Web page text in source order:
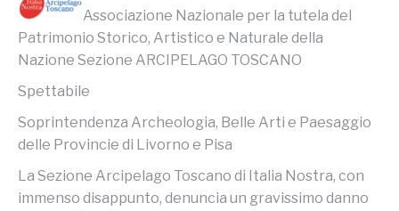
Associazione Nazionale per la tutela del
Patrimonio Storico, Artistico e Naturale della
Nazione Sezione ARCIPELAGO TOSCANO
Spettabile
Soprintendenza Archeologia, Belle Arti e Paesaggio
delle Provincie di Livorno e Pisa
La Sezione Arcipelago Toscano di Italia Nostra, con
immenso disappunto, denuncia un gravissimo danno